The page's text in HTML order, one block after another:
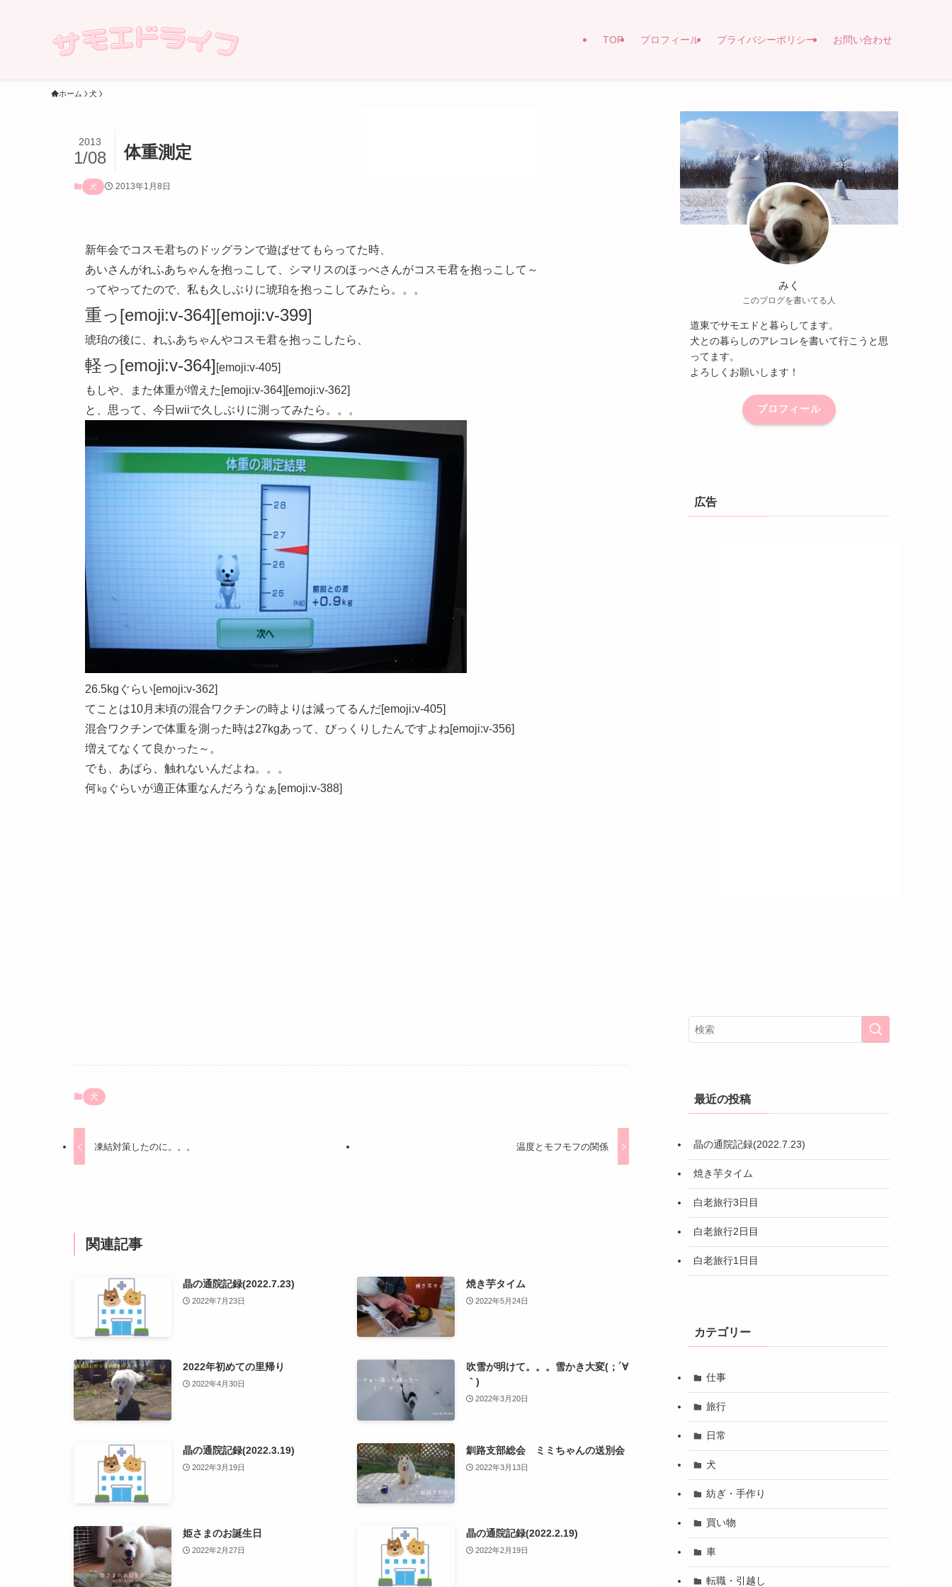
TOP プロフィール プライバシーポリシー お問い合わせ
ホーム 犬
体重測定
2013
1/08
犬 2013年1月8日
新年会でコスモ君ちのドッグランで遊ばせてもらってた時、
あいさんがれふあちゃんを抱っこして、シマリスのほっぺさんがコスモ君を抱っこして～
ってやってたので、私も久しぶりに琥珀を抱っこしてみたら。。。
重っ[emoji:v-364][emoji:v-399]
琥珀の後に、れふあちゃんやコスモ君を抱っこしたら、
軽っ[emoji:v-364] [emoji:v-405]
もしや、また体重が増えた[emoji:v-364][emoji:v-362]
と、思って、今日wiiで久しぶりに測ってみたら。。。
26.5kgぐらい[emoji:v-362]
てことは10月末頃の混合ワクチンの時よりは減ってるんだ[emoji:v-405]
混合ワクチンで体重を測った時は27kgあって、びっくりしたんですよね[emoji:v-356]
増えてなくて良かった～。
でも、あばら、触れないんだよね。。。
何㎏ぐらいが適正体重なんだろうなぁ[emoji:v-388]
犬
凍結対策したのに。。。 温度とモフモフの関係
関連記事
晶の通院記録(2022.7.23)
2022年7月23日
焼き芋タイム
2022年5月24日
2022年初めての里帰り
2022年4月30日
吹雪が明けて。。。雪かき大変(；´∀
｀)
2022年3月20日
晶の通院記録(2022.3.19)
2022年3月19日
釧路支部総会 ミミちゃんの送別会
2022年3月13日
姫さまのお誕生日
2022年2月27日
晶の通院記録(2022.2.19)
2022年2月19日
みく
このブログを書いてる人
道東でサモエドと暮らしてます。
犬との暮らしのアレコレを書いて行こうと思
ってます。
よろしくお願いします！
プロフィール
広告
最近の投稿
晶の通院記録(2022.7.23)
焼き芋タイム
白老旅行3日目
白老旅行2日目
白老旅行1日目
カテゴリー
仕事
旅行
日常
犬
紡ぎ・手作り
買い物
車
転職・引越し